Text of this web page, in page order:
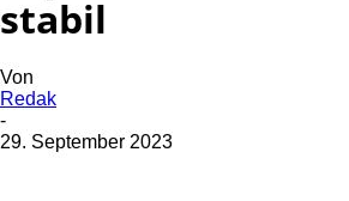
stabil
Von
Redak
-
29. September 2023